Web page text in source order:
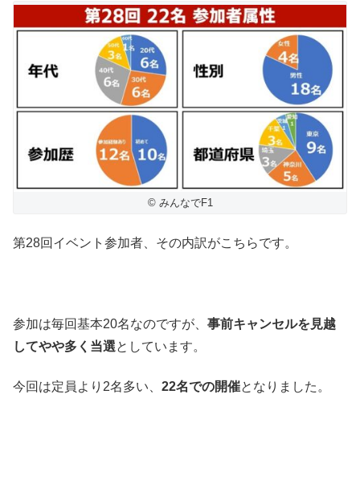
© みんなでF1
第28回イベント参加者、その内訳がこちらです。
参加は毎回基本20名なのですが、 事前キャンセルを見越
してやや多く当選としています。
今回は定員より2名多い、 22名での開催となりました。